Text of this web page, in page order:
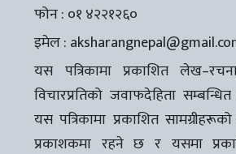
फोन : ०१ ४२२१२६०
इमेल :
यस पत्रिकामा प्रकाशित
विचारप्रतिको जवाफदेहिता
यस पत्रिकामा प्रकाशित
प्रकाशकमा रहने छ र यसमा